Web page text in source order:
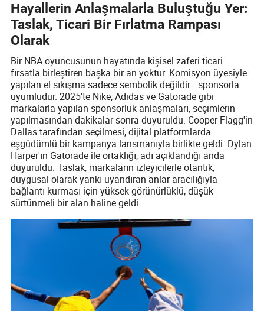
Hayallerin Anlaşmalarla Buluştuğu Yer:
Taslak, Ticari Bir Fırlatma Rampası
Olarak
Bir NBA oyuncusunun hayatında kişisel zaferi ticari
fırsatla birleştiren başka bir an yoktur. Komisyon üyesiyle
yapılan el sıkışma sadece sembolik değildir—sponsorla
uyumludur. 2025'te Nike, Adidas ve Gatorade gibi
markalarla yapılan sponsorluk anlaşmaları, seçimlerin
yapılmasından dakikalar sonra duyuruldu. Cooper Flagg'in
Dallas tarafından seçilmesi, dijital platformlarda
eşgüdümlü bir kampanya lansmanıyla birlikte geldi. Dylan
Harper'ın Gatorade ile ortaklığı, adı açıklandığı anda
duyuruldu. Taslak, markaların izleyicilerle otantik,
duygusal olarak yankı uyandıran anlar aracılığıyla
bağlantı kurması için yüksek görünürlüklü, düşük
sürtünmeli bir alan haline geldi.